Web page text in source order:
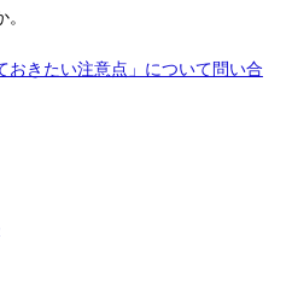
きたい注意点」について問い合